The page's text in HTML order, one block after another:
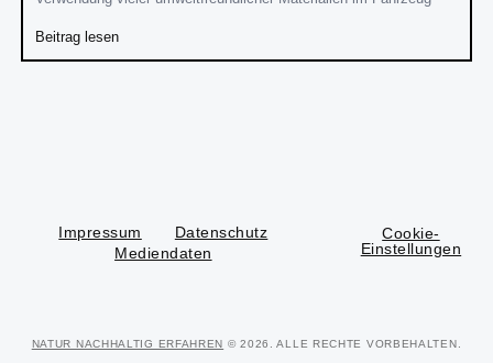
Beitrag lesen
Impressum
Datenschutz
Mediendaten
Cookie-
Einstellungen
NATUR NACHHALTIG ERFAHREN © 2026. ALLE RECHTE VORBEHALTEN.